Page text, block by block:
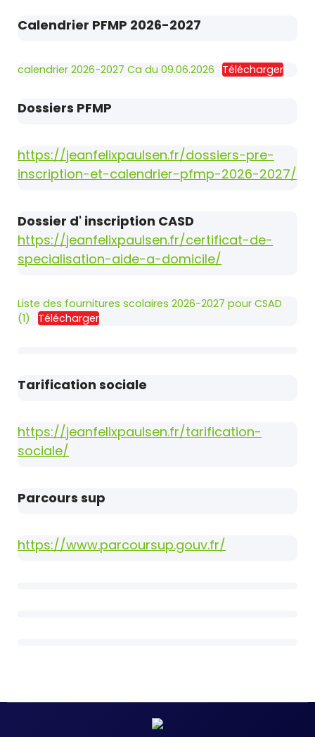
Calendrier PFMP 2026-2027
calendrier 2026-2027 Ca du 09.06.2026 Télécharger
Dossiers PFMP
https://jeanfelixpaulsen.fr/dossiers-pre-
inscription-et-calendrier-pfmp-2026-2027/
Dossier d' inscription CASD
https://jeanfelixpaulsen.fr/certificat-de-
specialisation-aide-a-domicile/
Liste des fournitures scolaires 2026-2027 pour CSAD
(1)
Télécharger
Tarification sociale
https://jeanfelixpaulsen.fr/tarification-
sociale/
Parcours sup
https://www.parcoursup.gouv.fr/